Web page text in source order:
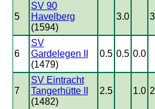
5
SV 90
Havelberg
(1594)
3.0
6
SV
Gardelegen II
(1479)
0.5 0.5 0.0
7
SV Eintracht
Tangerhütte II
(1482)
2.5 1.0